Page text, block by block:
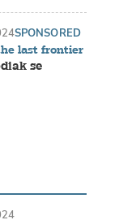
last frontier
se
SPONSORED